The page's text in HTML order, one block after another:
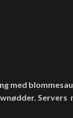
med
Servers